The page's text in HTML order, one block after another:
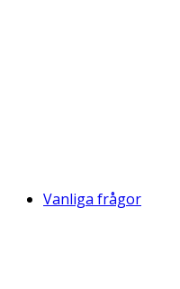
Vanliga frågor